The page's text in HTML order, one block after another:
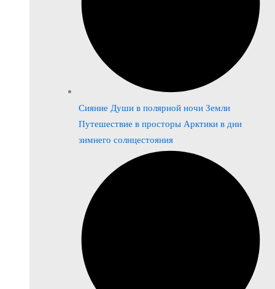
Сияние Души в полярной ночи Земли
Путешествие в просторы Арктики в дни
зимнего солнцестояния